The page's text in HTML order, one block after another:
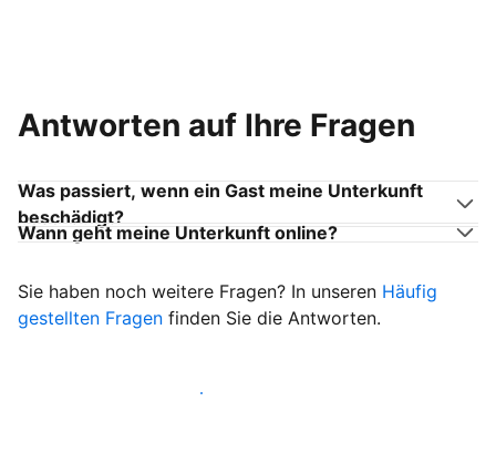
Antworten auf Ihre Fragen
Was passiert, wenn ein Gast meine Unterkunft
beschädigt?
Wann geht meine Unterkunft online?
Sie haben noch weitere Fragen? In unseren Häufig
gestellten Fragen finden Sie die Antworten.
Heißen Sie ab sofort Gäste willkommen